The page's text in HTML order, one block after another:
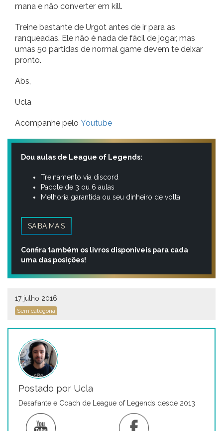
mana e não converter em kill.
Treine bastante de Urgot antes de ir para as
ranqueadas. Ele não é nada de fácil de jogar, mas
umas 50 partidas de normal game devem te deixar
pronto.
Abs,
Ucla
Acompanhe pelo Youtube
Dou aulas de League of Legends:
Treinamento via discord
Pacote de 3 ou 6 aulas
Melhoria garantida ou seu dinheiro de volta
SAIBA MAIS
Confira também os livros disponíveis para cada
uma das posições!
17 julho 2016
Sem categoria
Postado por Ucla
Desafiante e Coach de League of Legends desde 2013